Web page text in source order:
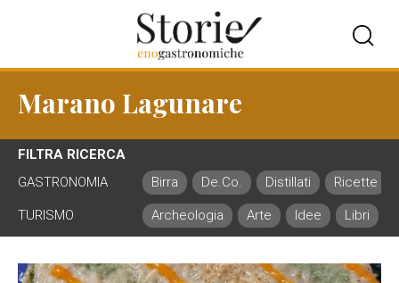
Marano Lagunare
FILTRA RICERCA
GASTRONOMIA
Birra De.Co. Distillati Ricette
TURISMO Archeologia Arte Idee Libri